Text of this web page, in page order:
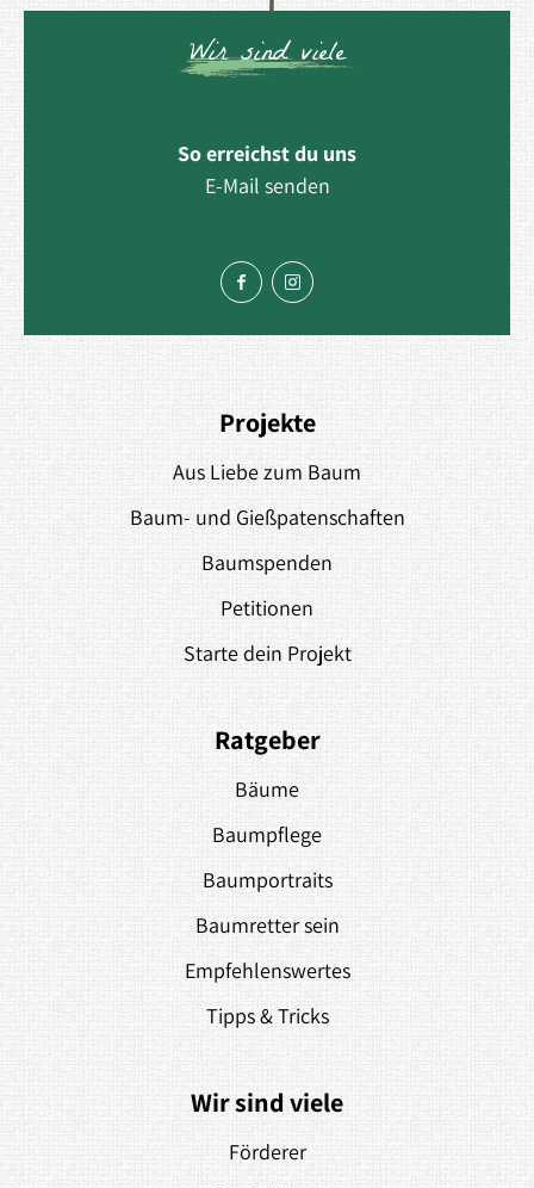
Wir sind viele
So erreichst du uns
E-Mail senden
Projekte
Aus Liebe zum Baum
Baum- und Gießpatenschaften
Baumspenden
Petitionen
Starte dein Projekt
Ratgeber
Bäume
Baumpflege
Baumportraits
Baumretter sein
Empfehlenswertes
Tipps & Tricks
Wir sind viele
Förderer